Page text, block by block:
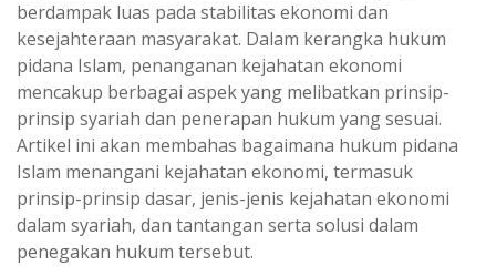
berdampak luas pada stabilitas ekonomi dan
kesejahteraan masyarakat. Dalam kerangka hukum
pidana Islam, penanganan kejahatan ekonomi
mencakup berbagai aspek yang melibatkan prinsip-
prinsip syariah dan penerapan hukum yang sesuai.
Artikel ini akan membahas bagaimana hukum pidana
Islam menangani kejahatan ekonomi, termasuk
prinsip-prinsip dasar, jenis-jenis kejahatan ekonomi
dalam syariah, dan tantangan serta solusi dalam
penegakan hukum tersebut.